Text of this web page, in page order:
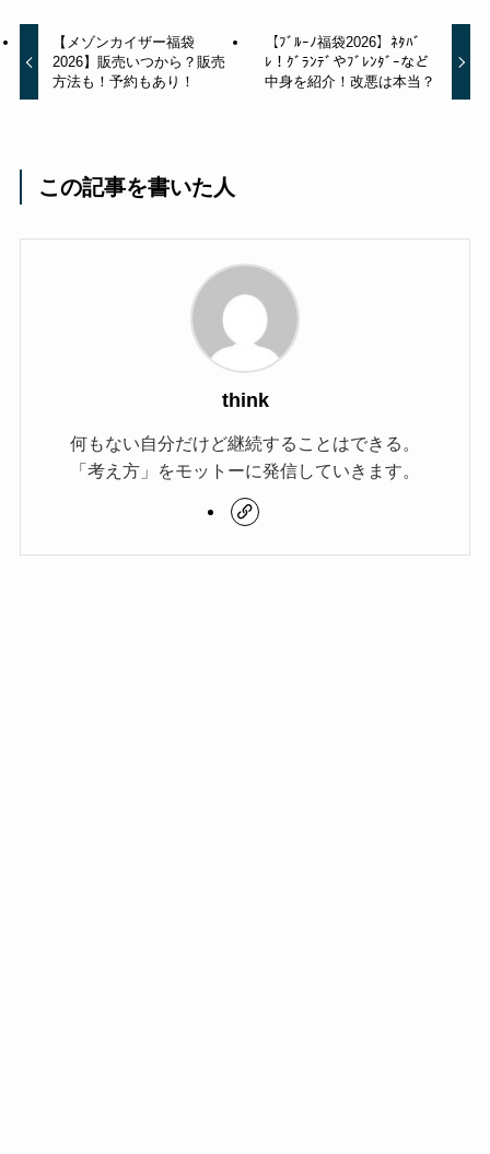
【メゾンカイザー福袋
2026】販売いつから？販売
方法も！予約もあり！
【ﾌﾞﾙｰﾉ福袋2026】ﾈﾀﾊﾞ
ﾚ！ｸﾞﾗﾝﾃﾞやﾌﾞﾚﾝﾀﾞｰなど
中身を紹介！改悪は本当？
この記事を書いた人
think
何もない自分だけど継続することはできる。
「考え方」をモットーに発信していきます。